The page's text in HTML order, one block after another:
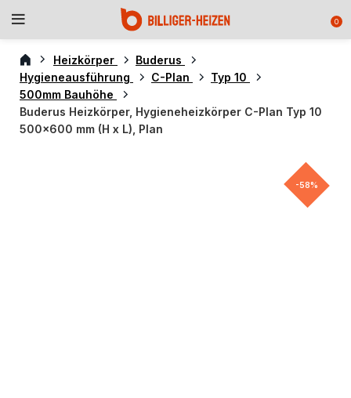
0
Heizkörper
Buderus
Hygieneausführung
C-Plan
Typ 10
500mm Bauhöhe
Buderus Heizkörper, Hygieneheizkörper C-Plan Typ 10
500×600 mm (H x L), Plan
-58%